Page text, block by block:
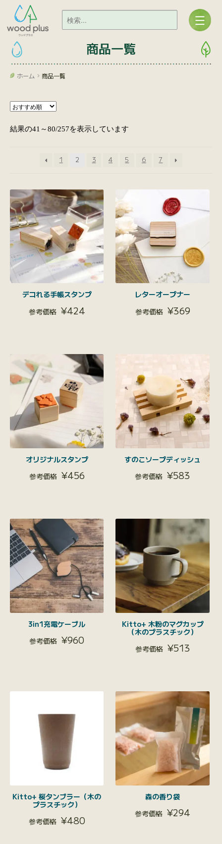
商品一覧
ホーム 商品一覧
結果の41～80/257を表示しています
1 2 3 4 5 6 7
デコれる手帳スタンプ
¥424
レターオープナー
¥369
オリジナルスタンプ
¥456
すのこソープディッシュ
¥583
3in1充電ケーブル
¥960
Kitto+ 木粉のマグカップ
（木のプラスチック）
¥513
Kitto+ 桜タンブラー（木の
プラスチック）
¥480
森の香り袋
¥294